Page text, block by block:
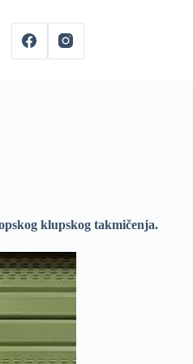
klupskog takmičenja.